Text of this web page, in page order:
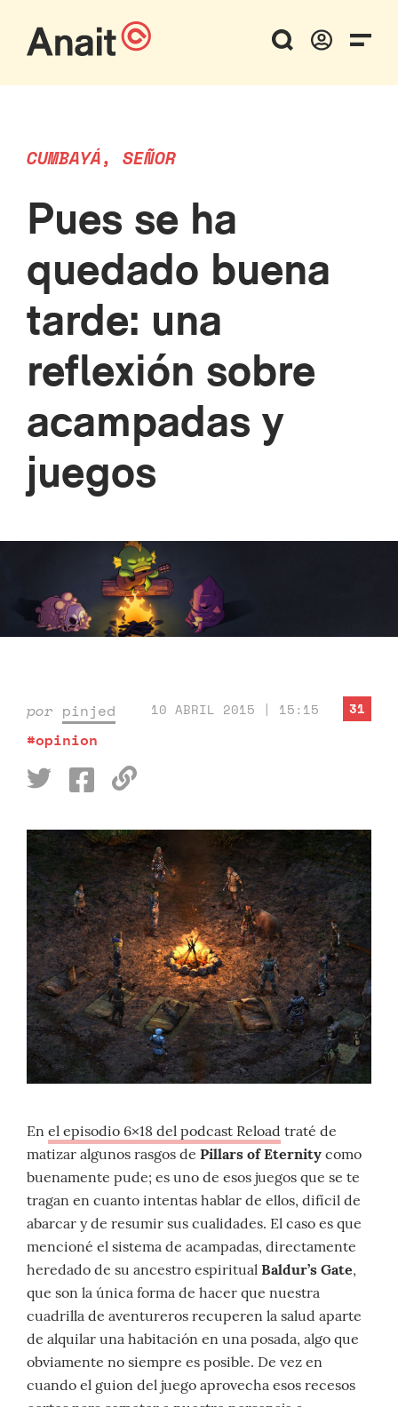
CUMBAYÁ, SEÑOR
Pues se ha
quedado buena
tarde: una
reflexión sobre
acampadas y
juegos
por pinjed 10 ABRIL 2015 | 15:15
#opinion
31
En el episodio 6×18 del podcast Reload traté de
matizar algunos rasgos de Pillars of Eternity como
buenamente pude; es uno de esos juegos que se te
tragan en cuanto intentas hablar de ellos, difícil de
abarcar y de resumir sus cualidades. El caso es que
mencioné el sistema de acampadas, directamente
heredado de su ancestro espiritual Baldur’s Gate,
que son la única forma de hacer que nuestra
cuadrilla de aventureros recuperen la salud aparte
de alquilar una habitación en una posada, algo que
obviamente no siempre es posible. De vez en
cuando el guion del juego aprovecha esos recesos